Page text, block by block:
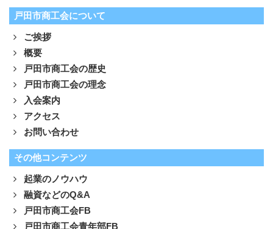
戸田市商工会について
ご挨拶
概要
戸田市商工会の歴史
戸田市商工会の理念
入会案内
アクセス
お問い合わせ
その他コンテンツ
起業のノウハウ
融資などのQ&A
戸田市商工会FB
戸田市商工会青年部FB